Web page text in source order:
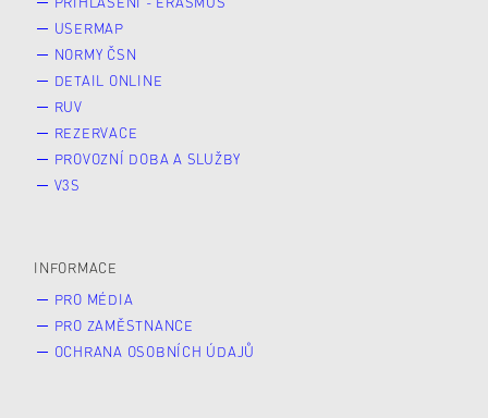
USERMAP
NORMY ČSN
DETAIL ONLINE
RUV
REZERVACE
PROVOZNÍ DOBA A SLUŽBY
V3S
INFORMACE
PRO MÉDIA
PRO ZAMĚSTNANCE
OCHRANA OSOBNÍCH ÚDAJŮ